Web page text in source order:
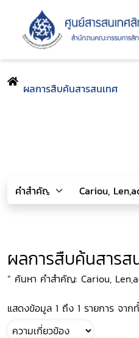
ผลการสืบค้นสารสนเทศ
ผลการสืบค้นสารส
“ ค้นหา คำสำคัญ: Cariou,
แสดงข้อมูล 1 ถึง 1 รายการ จาก